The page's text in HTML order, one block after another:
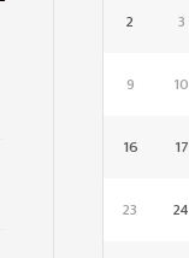
2 3
9 10
16 17
23 24